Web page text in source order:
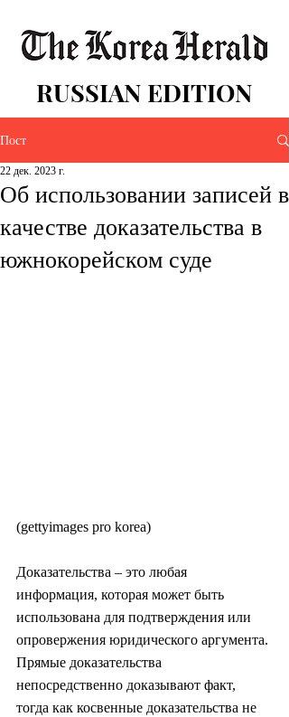
RUSSIAN EDITION
Пост
Об использовании записей в
качестве доказательства в
южнокорейском суде
22 дек. 2023 г.
(gettyimages pro korea)
Доказательства – это любая
информация, которая может быть
использована для подтверждения или
опровержения юридического аргумента.
Прямые доказательства
непосредственно доказывают факт,
тогда как косвенные доказательства не